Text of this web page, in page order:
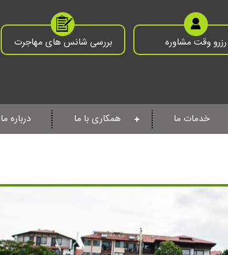
رزرو وقت مشاوره بررسی شانس های مهاجرت
خدمات ما همکاری با ما درباره ما